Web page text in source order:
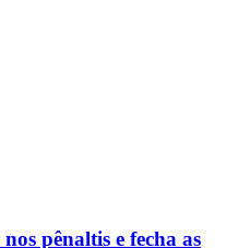
pênaltis e fecha as